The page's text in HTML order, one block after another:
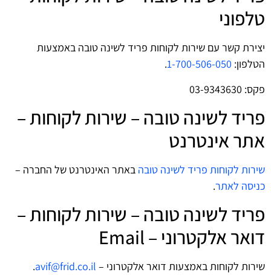
טלפוני
יצירת קשר עם שירות לקוחות פריד לשינה טובה באמצעות
הטלפון: 1-700-506-050
.
פקס: 03-9343630
פריד לשינה טובה – שירות לקוחות –
אתר אינטרנט
שירות לקוחות פריד לשינה טובה באתר האינטרנט של החברה –
כניסה לאתר.
פריד לשינה טובה – שירות לקוחות –
דואר אלקטרוני – Email
שירות לקוחות באמצעות דואר אלקטרוני – .